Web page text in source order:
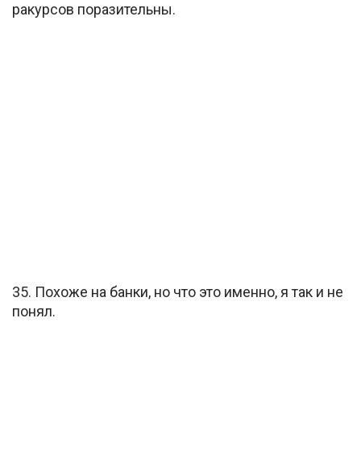
ракурсов поразительны.
35. Похоже на банки, но что это именно, я так и не
понял.